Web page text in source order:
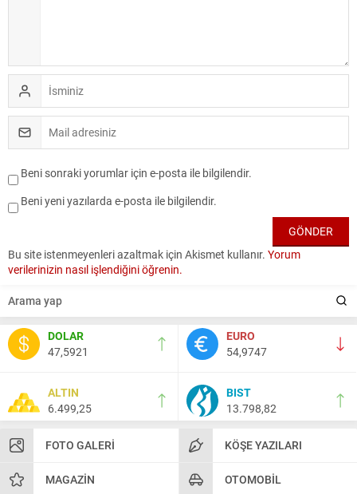
DOLAR
47,5921
EURO
54,9747
ALTIN
6.499,25
BIST
13.798,82
FOTO GALERI KÖŞE YAZILARI
MAGAZIN OTOMOBIL
Beni sonraki yorumlar için e-posta ile bilgilendir.
Beni yeni yazılarda e-posta ile bilgilendir.
Bu site istenmeyenleri azaltmak için Akismet kullanır. Yorum
verilerinizin nasıl işlendiğini öğrenin.